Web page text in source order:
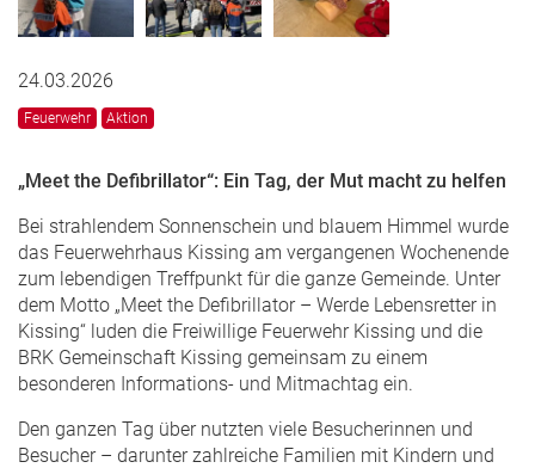
24.03.2026
Feuerwehr Aktion
„Meet the Defibrillator“: Ein Tag, der Mut macht zu helfen
Bei strahlendem Sonnenschein und blauem Himmel wurde
das Feuerwehrhaus Kissing am vergangenen Wochenende
zum lebendigen Treffpunkt für die ganze Gemeinde. Unter
dem Motto „Meet the Defibrillator – Werde Lebensretter in
Kissing“ luden die Freiwillige Feuerwehr Kissing und die
BRK Gemeinschaft Kissing gemeinsam zu einem
besonderen Informations‑ und Mitmachtag ein.
Den ganzen Tag über nutzten viele Besucherinnen und
Besucher – darunter zahlreiche Familien mit Kindern und